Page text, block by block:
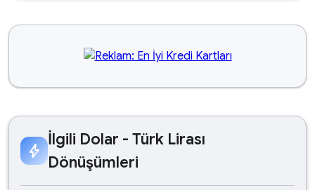
bolt
İlgili Dolar - Türk Lirası
Dönüşümleri